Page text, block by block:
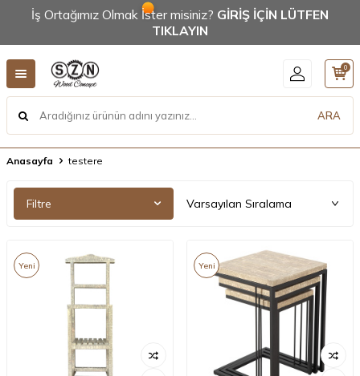
İş Ortağımız Olmak İster misiniz? GİRİŞ İÇİN LÜTFEN
TIKLAYIN
ARA
0
Anasayfa testere
Filtre
Yeni Yeni